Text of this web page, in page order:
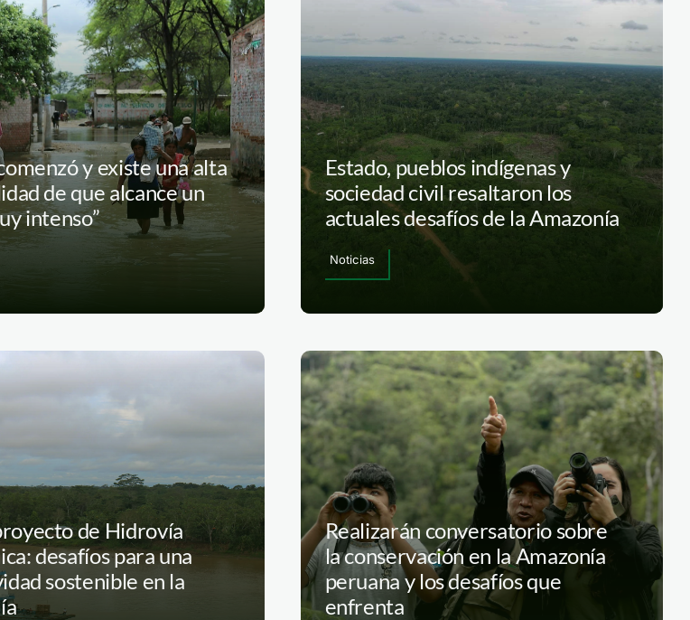
y existe una alta
de que alcance un
intenso”
Estado, pueblos indígenas y
sociedad civil resaltaron los
actuales desafíos de la Amazonía
Noticias
de Hidrovía
desafíos para una
sostenible en la
Realizarán conversatorio sobre
la conservación en la Amazonía
peruana y los desafíos que
enfrenta